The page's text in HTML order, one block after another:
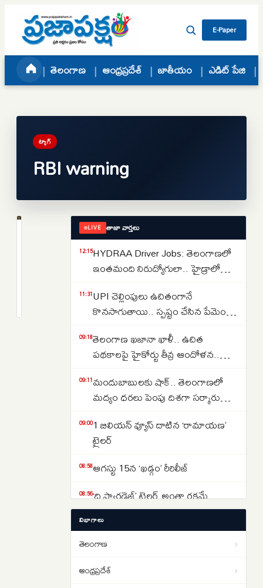
Skip to content
E-Paper
తెలంగాణ ఆంధ్రప్రదేశ్ జాతీయం ఎడిట్ పేజి
ట్యాగ్
RBI warning
మాయమయ్యాయి:
LIVE తాజా వార్తలు
12:15HYDRAA Driver Jobs: తెలంగాణలో
ఇంతమంది నిరుద్యోగులా.. హైడ్రాలో
వేలాది మంది..
11:31UPI చెల్లింపులు ఉచితంగానే
కొనసాగుతాయి.. స్పష్టం చేసిన పేమెంట్
09:18తెలంగాణ ఖజానా ఖాళీ.. ఉచిత
పథకాలపై హైకోర్టు తీవ్ర ఆందోళన..
నిలదీత..
09:11మందుబాబులకు షాక్.. తెలంగాణలో
మద్యం ధరలు పెంపు దిశగా సర్కారు
09:001 బిలియన్ వ్యూస్ దాటిన ‘రామాయణ’
ట్రైలర్
08:58ఆగస్టు 15న ‘ఖడ్గం’ రీరిలీజ్
08:56‘ది ప్యారడైజ్’ ట్రైలర్ అంతా రక్తమే
08:53‘డూ ఆర్‌ డై’ నినాదంతో క్విట్‌ ఇండియా
ఉద్యమం
విభాగాలు
తెలంగాణ ›
ఆంధ్రప్రదేశ్ ›